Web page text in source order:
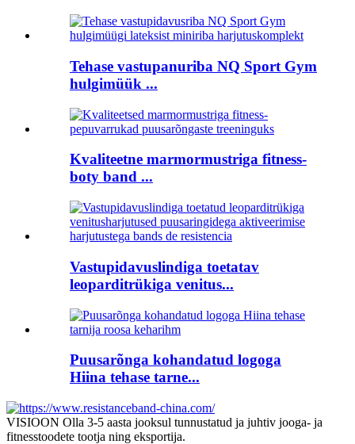
Tehase vastupanuriba NQ Sport Gym
hulgimüük ...
Kvaliteetne marmormustriga fitness-
boty band ...
Vastupidavuslindiga toetatav
leoparditrükiga venitus...
Puusarõnga kohandatud logoga
Hiina tehase tarne...
VISIOON Olla 3-5 aasta jooksul tunnustatud ja juhtiv jooga- ja
fitnesstoodete tootja ning eksportija.